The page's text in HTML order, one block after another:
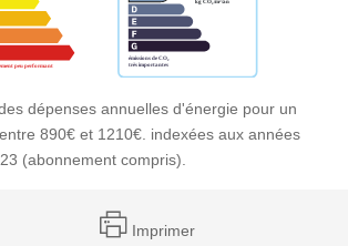
dépenses annuelles d'énergie pour un
890€ et 1210€. indexées aux années
(abonnement compris).
Imprimer